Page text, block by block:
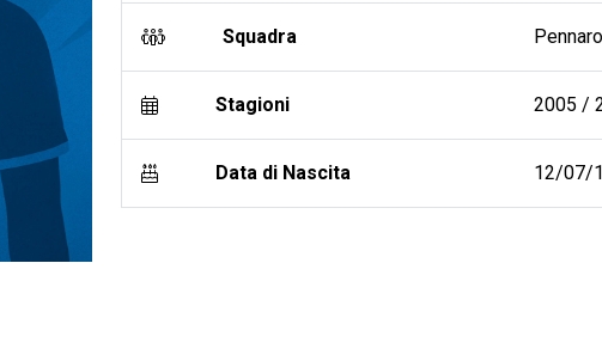
Squadra
Stagioni 2005 /
Data di Nascita 12/07/